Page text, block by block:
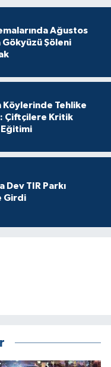
Ağustos
Gökyüzü Şöleni
Köylerinde Tehlike
Çiftçilere Kritik
Eğitimi
Dev TIR Parkı
Girdi